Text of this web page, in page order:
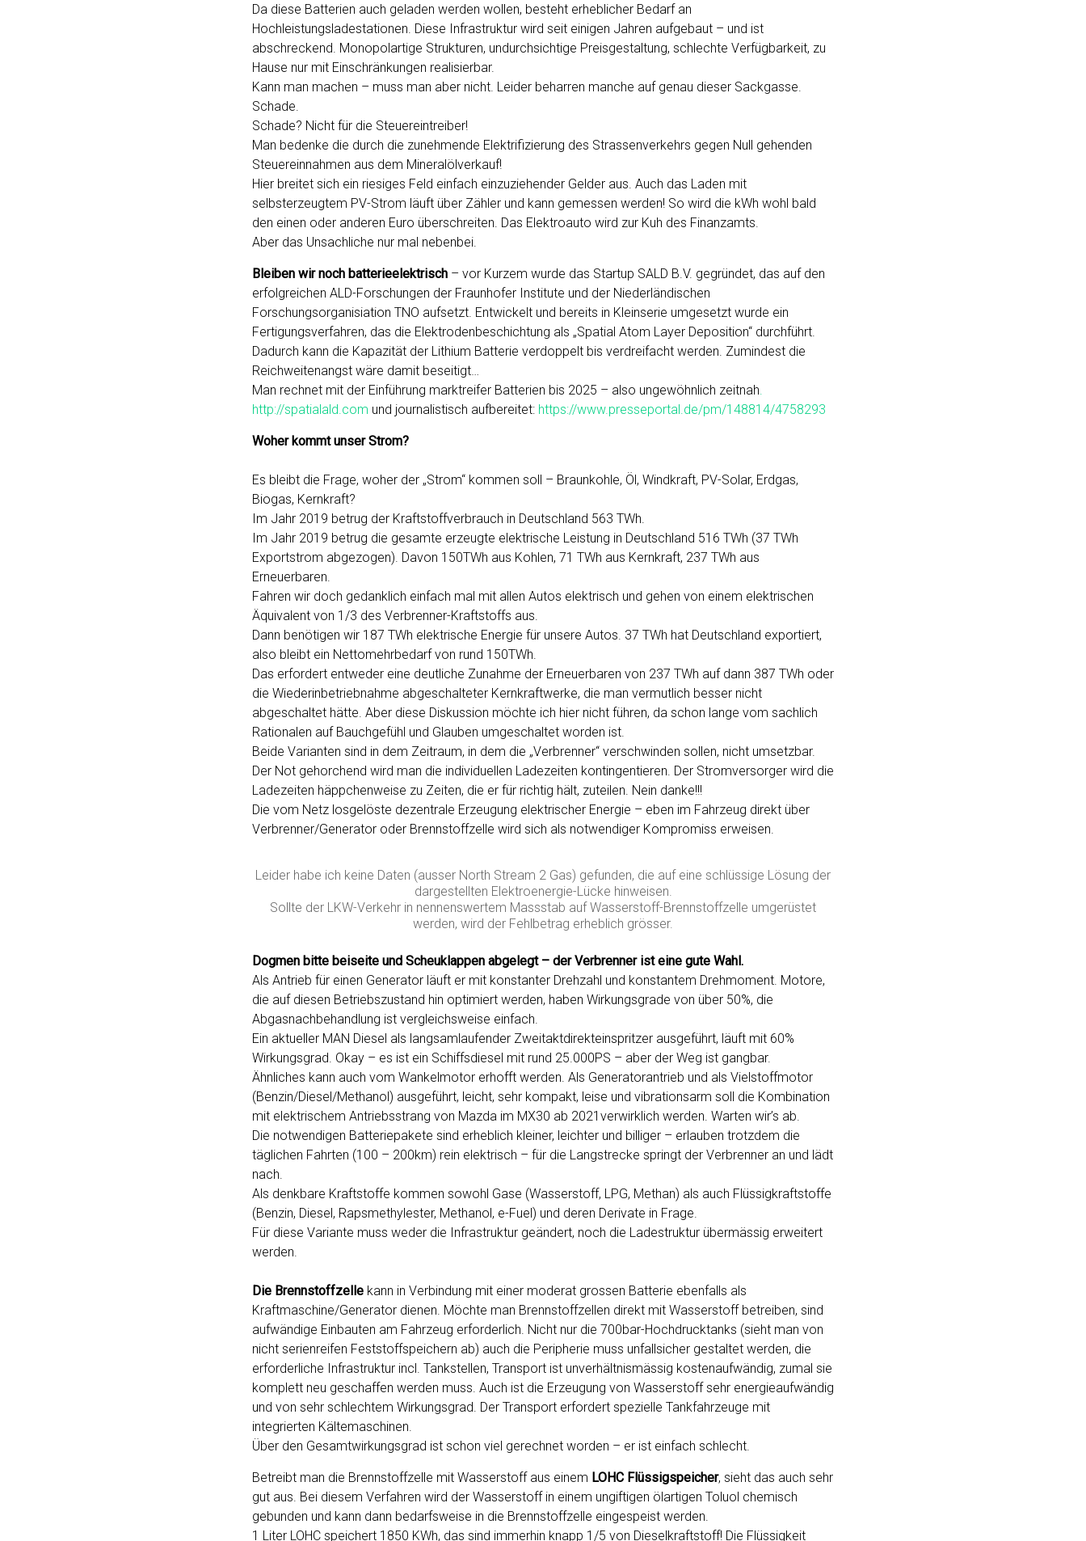
Da diese Batterien auch geladen werden wollen, besteht erheblicher Bedarf an
Hochleistungsladestationen. Diese Infrastruktur wird seit einigen Jahren aufgebaut – und ist
abschreckend. Monopolartige Strukturen, undurchsichtige Preisgestaltung, schlechte Verfügbarkeit, zu
Hause nur mit Einschränkungen realisierbar.
Kann man machen – muss man aber nicht. Leider beharren manche auf genau dieser Sackgasse.
Schade.
Schade? Nicht für die Steuereintreiber!
Man bedenke die durch die zunehmende Elektrifizierung des Strassenverkehrs gegen Null gehenden
Steuereinnahmen aus dem Mineralölverkauf!
Hier breitet sich ein riesiges Feld einfach einzuziehender Gelder aus. Auch das Laden mit
selbsterzeugtem PV-Strom läuft über Zähler und kann gemessen werden! So wird die kWh wohl bald
den einen oder anderen Euro überschreiten. Das Elektroauto wird zur Kuh des Finanzamts.
Aber das Unsachliche nur mal nebenbei.
Bleiben wir noch batterieelektrisch – vor Kurzem wurde das Startup SALD B.V. gegründet, das auf den
erfolgreichen ALD-Forschungen der Fraunhofer Institute und der Niederländischen
Forschungsorganisiation TNO aufsetzt. Entwickelt und bereits in Kleinserie umgesetzt wurde ein
Fertigungsverfahren, das die Elektrodenbeschichtung als „Spatial Atom Layer Deposition“ durchführt.
Dadurch kann die Kapazität der Lithium Batterie verdoppelt bis verdreifacht werden. Zumindest die
Reichweitenangst wäre damit beseitigt…
Man rechnet mit der Einführung marktreifer Batterien bis 2025 – also ungewöhnlich zeitnah.
http://spatialald.com und journalistisch aufbereitet: https://www.presseportal.de/pm/148814/4758293
Woher kommt unser Strom?
Es bleibt die Frage, woher der „Strom“ kommen soll – Braunkohle, Öl, Windkraft, PV-Solar, Erdgas,
Biogas, Kernkraft?
Im Jahr 2019 betrug der Kraftstoffverbrauch in Deutschland 563 TWh.
Im Jahr 2019 betrug die gesamte erzeugte elektrische Leistung in Deutschland 516 TWh (37 TWh
Exportstrom abgezogen). Davon 150TWh aus Kohlen, 71 TWh aus Kernkraft, 237 TWh aus
Erneuerbaren.
Fahren wir doch gedanklich einfach mal mit allen Autos elektrisch und gehen von einem elektrischen
Äquivalent von 1/3 des Verbrenner-Kraftstoffs aus.
Dann benötigen wir 187 TWh elektrische Energie für unsere Autos. 37 TWh hat Deutschland exportiert,
also bleibt ein Nettomehrbedarf von rund 150TWh.
Das erfordert entweder eine deutliche Zunahme der Erneuerbaren von 237 TWh auf dann 387 TWh oder
die Wiederinbetriebnahme abgeschalteter Kernkraftwerke, die man vermutlich besser nicht
abgeschaltet hätte. Aber diese Diskussion möchte ich hier nicht führen, da schon lange vom sachlich
Rationalen auf Bauchgefühl und Glauben umgeschaltet worden ist.
Beide Varianten sind in dem Zeitraum, in dem die „Verbrenner“ verschwinden sollen, nicht umsetzbar.
Der Not gehorchend wird man die individuellen Ladezeiten kontingentieren. Der Stromversorger wird die
Ladezeiten häppchenweise zu Zeiten, die er für richtig hält, zuteilen. Nein danke!!!
Die vom Netz losgelöste dezentrale Erzeugung elektrischer Energie – eben im Fahrzeug direkt über
Verbrenner/Generator oder Brennstoffzelle wird sich als notwendiger Kompromiss erweisen.
Leider habe ich keine Daten (ausser North Stream 2 Gas) gefunden, die auf eine schlüssige Lösung der
dargestellten Elektroenergie-Lücke hinweisen.
Sollte der LKW-Verkehr in nennenswertem Massstab auf Wasserstoff-Brennstoffzelle umgerüstet
werden, wird der Fehlbetrag erheblich grösser.
Dogmen bitte beiseite und Scheuklappen abgelegt – der Verbrenner ist eine gute Wahl.
Als Antrieb für einen Generator läuft er mit konstanter Drehzahl und konstantem Drehmoment. Motore,
die auf diesen Betriebszustand hin optimiert werden, haben Wirkungsgrade von über 50%, die
Abgasnachbehandlung ist vergleichsweise einfach.
Ein aktueller MAN Diesel als langsamlaufender Zweitaktdirekteinspritzer ausgeführt, läuft mit 60%
Wirkungsgrad. Okay – es ist ein Schiffsdiesel mit rund 25.000PS – aber der Weg ist gangbar.
Ähnliches kann auch vom Wankelmotor erhofft werden. Als Generatorantrieb und als Vielstoffmotor
(Benzin/Diesel/Methanol) ausgeführt, leicht, sehr kompakt, leise und vibrationsarm soll die Kombination
mit elektrischem Antriebsstrang von Mazda im MX30 ab 2021verwirklich werden. Warten wir’s ab.
Die notwendigen Batteriepakete sind erheblich kleiner, leichter und billiger – erlauben trotzdem die
täglichen Fahrten (100 – 200km) rein elektrisch – für die Langstrecke springt der Verbrenner an und lädt
nach.
Als denkbare Kraftstoffe kommen sowohl Gase (Wasserstoff, LPG, Methan) als auch Flüssigkraftstoffe
(Benzin, Diesel, Rapsmethylester, Methanol, e-Fuel) und deren Derivate in Frage.
Für diese Variante muss weder die Infrastruktur geändert, noch die Ladestruktur übermässig erweitert
werden.
Die Brennstoffzelle kann in Verbindung mit einer moderat grossen Batterie ebenfalls als
Kraftmaschine/Generator dienen. Möchte man Brennstoffzellen direkt mit Wasserstoff betreiben, sind
aufwändige Einbauten am Fahrzeug erforderlich. Nicht nur die 700bar-Hochdrucktanks (sieht man von
nicht serienreifen Feststoffspeichern ab) auch die Peripherie muss unfallsicher gestaltet werden, die
erforderliche Infrastruktur incl. Tankstellen, Transport ist unverhältnismässig kostenaufwändig, zumal sie
komplett neu geschaffen werden muss. Auch ist die Erzeugung von Wasserstoff sehr energieaufwändig
und von sehr schlechtem Wirkungsgrad. Der Transport erfordert spezielle Tankfahrzeuge mit
integrierten Kältemaschinen.
Über den Gesamtwirkungsgrad ist schon viel gerechnet worden – er ist einfach schlecht.
Betreibt man die Brennstoffzelle mit Wasserstoff aus einem LOHC Flüssigspeicher, sieht das auch sehr
gut aus. Bei diesem Verfahren wird der Wasserstoff in einem ungiftigen ölartigen Toluol chemisch
gebunden und kann dann bedarfsweise in die Brennstoffzelle eingespeist werden.
1 Liter LOHC speichert 1850 KWh, das sind immerhin knapp 1/5 von Dieselkraftstoff! Die Flüssigkeit